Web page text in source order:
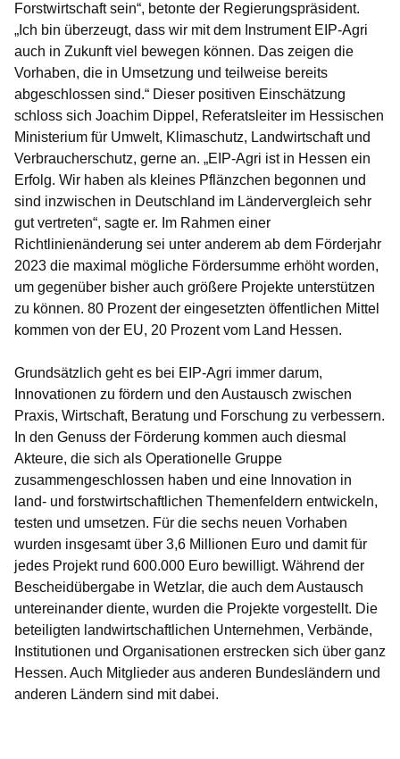
Forstwirtschaft sein“, betonte der Regierungspräsident.
„Ich bin überzeugt, dass wir mit dem Instrument EIP-Agri
auch in Zukunft viel bewegen können. Das zeigen die
Vorhaben, die in Umsetzung und teilweise bereits
abgeschlossen sind.“ Dieser positiven Einschätzung
schloss sich Joachim Dippel, Referatsleiter im Hessischen
Ministerium für Umwelt, Klimaschutz, Landwirtschaft und
Verbraucherschutz, gerne an. „EIP-Agri ist in Hessen ein
Erfolg. Wir haben als kleines Pflänzchen begonnen und
sind inzwischen in Deutschland im Ländervergleich sehr
gut vertreten“, sagte er. Im Rahmen einer
Richtlinienänderung sei unter anderem ab dem Förderjahr
2023 die maximal mögliche Fördersumme erhöht worden,
um gegenüber bisher auch größere Projekte unterstützen
zu können. 80 Prozent der eingesetzten öffentlichen Mittel
kommen von der EU, 20 Prozent vom Land Hessen.
Grundsätzlich geht es bei EIP-Agri immer darum,
Innovationen zu fördern und den Austausch zwischen
Praxis, Wirtschaft, Beratung und Forschung zu verbessern.
In den Genuss der Förderung kommen auch diesmal
Akteure, die sich als Operationelle Gruppe
zusammengeschlossen haben und eine Innovation in
land- und forstwirtschaftlichen Themenfeldern entwickeln,
testen und umsetzen. Für die sechs neuen Vorhaben
wurden insgesamt über 3,6 Millionen Euro und damit für
jedes Projekt rund 600.000 Euro bewilligt. Während der
Bescheidübergabe in Wetzlar, die auch dem Austausch
untereinander diente, wurden die Projekte vorgestellt. Die
beteiligten landwirtschaftlichen Unternehmen, Verbände,
Institutionen und Organisationen erstrecken sich über ganz
Hessen. Auch Mitglieder aus anderen Bundesländern und
anderen Ländern sind mit dabei.